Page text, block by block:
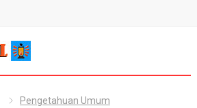
Pengetahuan Umum